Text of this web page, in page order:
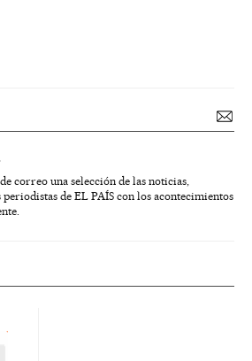
correo una selección de las noticias,
de EL PAÍS con los acontecimientos